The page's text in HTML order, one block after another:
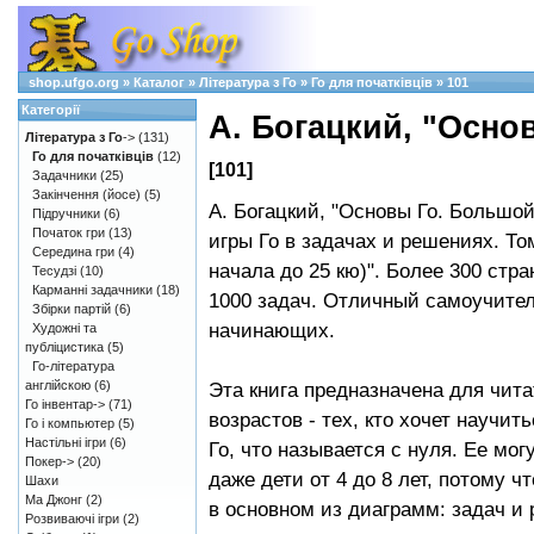
shop.ufgo.org » Каталог » Література з Го » Го для початківців » 101
А. Богацкий,
[101]
А. Богацкий, "Основы Го.
игры Го в задачах и решениях.
начала до 25 кю)". Более 300
1000 задач. Отличный
начинающих.
Эта книга предназначена для
возрастов - тех, кто хочет
Го, что называется с нуля. Ее
даже дети от 4 до 8 лет, потому
в основном из диаграмм: задач и
Категорії
Література з Го-> (131)
Го для початківців (12)
Задачники (25)
Закінчення (йосе) (5)
Підручники (6)
Початок гри (13)
Середина гри (4)
Тесудзі (10)
Карманні задачники (18)
Збірки партій (6)
Художні та
публіцистика (5)
Го-література
англійскою (6)
Го інвентар-> (71)
Го і компьютер (5)
Настільні ігри (6)
Покер-> (20)
Шахи
Ма Джонг (2)
Розвиваючі ігри (2)